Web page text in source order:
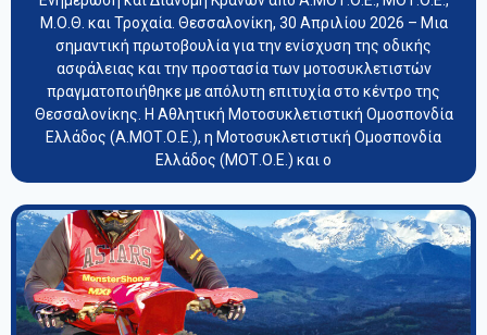
Μ.Ο.Θ. και Τροχαία. ​Θεσσαλονίκη, 30 Απριλίου 2026 – Μια
σημαντική πρωτοβουλία για την ενίσχυση της οδικής
ασφάλειας και την προστασία των μοτοσυκλετιστών
πραγματοποιήθηκε με απόλυτη επιτυχία στο κέντρο της
Θεσσαλονίκης. Η Αθλητική Μοτοσυκλετιστική Ομοσπονδία
Ελλάδος (Α.ΜΟΤ.Ο.Ε.), η Μοτοσυκλετιστική Ομοσπονδία
Ελλάδος (ΜΟΤ.Ο.Ε.) και ο